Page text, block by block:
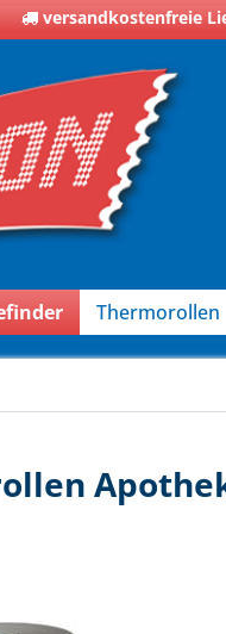
versandkostenfreie
Thermorollen